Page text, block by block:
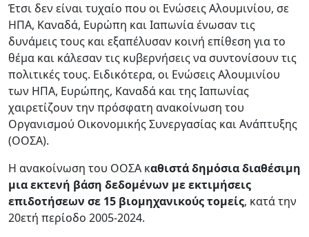
Έτσι δεν είναι τυχαίο που οι Ενώσεις Αλουμινίου, σε
ΗΠΑ, Καναδά, Ευρώπη και Ιαπωνία ένωσαν τις
δυνάμεις τους και εξαπέλυσαν κοινή επίθεση για το
θέμα και κάλεσαν τις κυβερνήσεις να συντονίσουν τις
πολιτικές τους. Ειδικότερα, οι Ενώσεις Αλουμινίου
των ΗΠΑ, Ευρώπης, Καναδά και της Ιαπωνίας
χαιρετίζουν την πρόσφατη ανακοίνωση του
Οργανισμού Οικονομικής Συνεργασίας και Ανάπτυξης
(ΟΟΣΑ).
Η ανακοίνωση του ΟΟΣΑ καθιστά δημόσια διαθέσιμη
μια εκτενή βάση δεδομένων με εκτιμήσεις
επιδοτήσεων σε 15 βιομηχανικούς τομείς, κατά την
20ετή περίοδο 2005-2024.